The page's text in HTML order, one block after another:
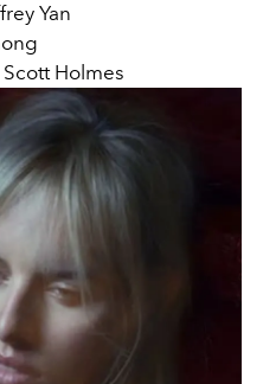
Yan
Holmes